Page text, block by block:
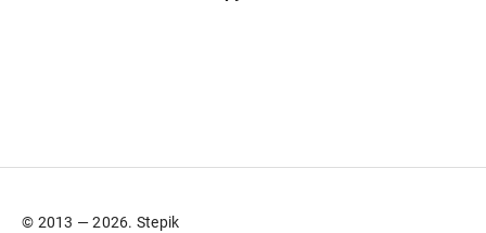
© 2013 — 2026. Stepik